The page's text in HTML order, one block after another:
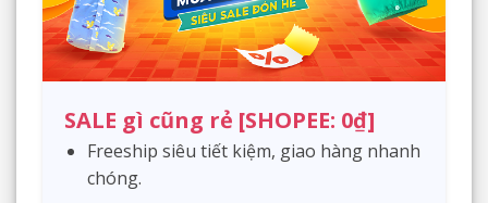
SALE gì cũng rẻ [SHOPEE: 0₫]
Freeship siêu tiết kiệm, giao hàng nhanh
chóng.